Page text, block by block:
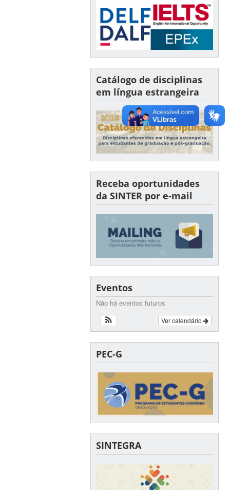
Catálogo de disciplinas
em língua estrangeira
Receba oportunidades
da SINTER por e-mail
Eventos
Não há eventos futuros
Ver calendário
PEC-G
SINTEGRA